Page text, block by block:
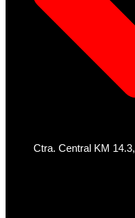
Ctra. Central KM 14.3,